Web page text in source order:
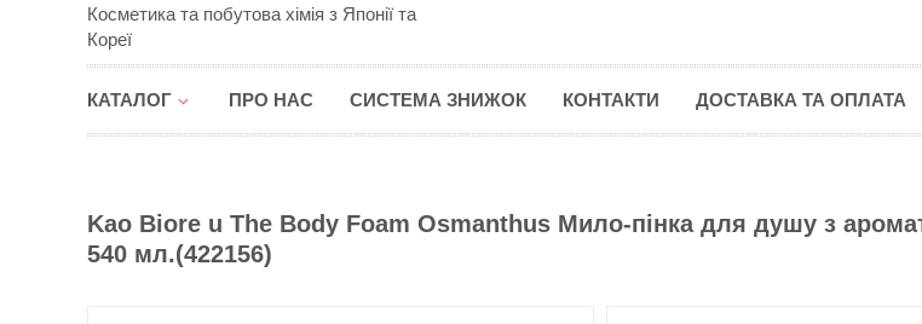
Косметика та побутова хімія з Японії та
Кореї
КАТАЛОГ ПРО НАС СИСТЕМА ЗНИЖОК КОНТАКТИ ДОСТАВКА ТА ОПЛАТА
Kao Biore u The Body Foam Osmanthus Мило-пінка для душу з
540 мл.(422156)